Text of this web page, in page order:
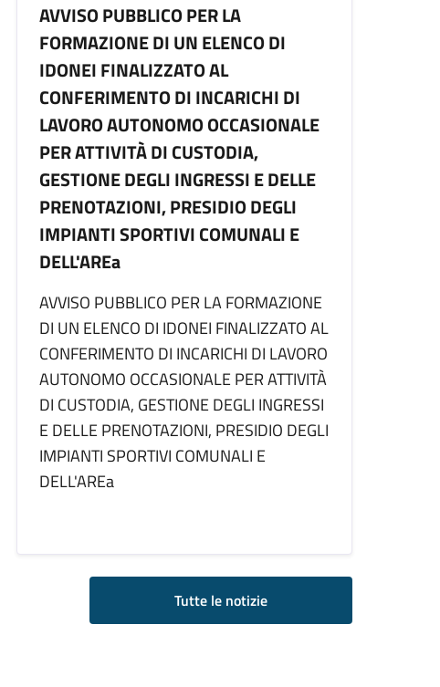
AVVISO PUBBLICO PER LA
FORMAZIONE DI UN ELENCO DI
IDONEI FINALIZZATO AL
CONFERIMENTO DI INCARICHI DI
LAVORO AUTONOMO OCCASIONALE
PER ATTIVITÀ DI CUSTODIA,
GESTIONE DEGLI INGRESSI E DELLE
PRENOTAZIONI, PRESIDIO DEGLI
IMPIANTI SPORTIVI COMUNALI E
DELL'AREa
AVVISO PUBBLICO PER LA FORMAZIONE
DI UN ELENCO DI IDONEI FINALIZZATO AL
CONFERIMENTO DI INCARICHI DI LAVORO
AUTONOMO OCCASIONALE PER ATTIVITÀ
DI CUSTODIA, GESTIONE DEGLI INGRESSI
E DELLE PRENOTAZIONI, PRESIDIO DEGLI
IMPIANTI SPORTIVI COMUNALI E
DELL'AREa
Tutte le notizie